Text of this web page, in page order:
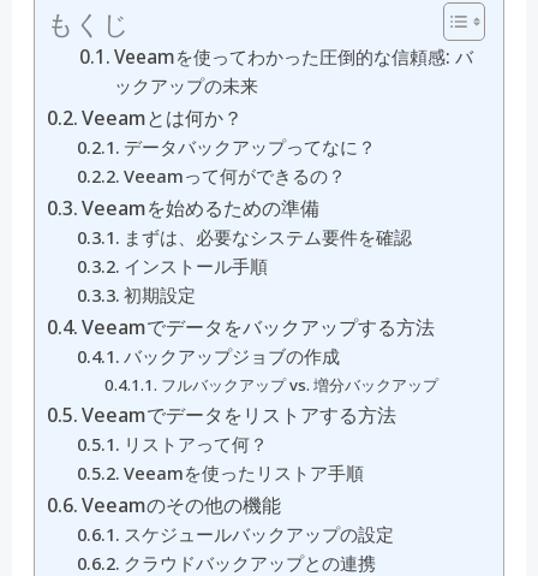
もくじ
Veeamを使ってわかった圧倒的な信頼感: バ
ックアップの未来
Veeamとは何か？
データバックアップってなに？
Veeamって何ができるの？
Veeamを始めるための準備
まずは、必要なシステム要件を確認
インストール手順
初期設定
Veeamでデータをバックアップする方法
バックアップジョブの作成
フルバックアップ vs. 増分バックアップ
Veeamでデータをリストアする方法
リストアって何？
Veeamを使ったリストア手順
Veeamのその他の機能
スケジュールバックアップの設定
クラウドバックアップとの連携